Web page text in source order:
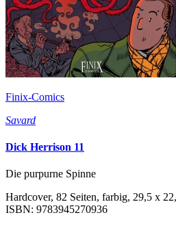
Finix-Comics
Savard
Dick Herrison 11
Die purpurne Spinne
Hardcover, 82 Seiten, farbig, 29,5 x
ISBN: 9783945270936